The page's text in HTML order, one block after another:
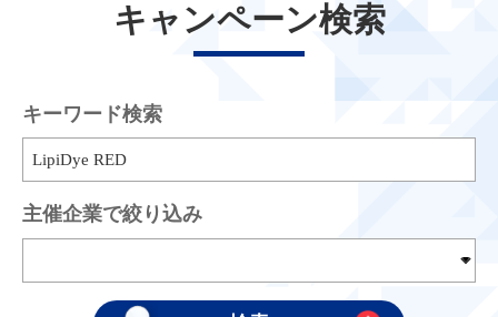
キャンペーン検索
キーワード検索
主催企業で絞り込み